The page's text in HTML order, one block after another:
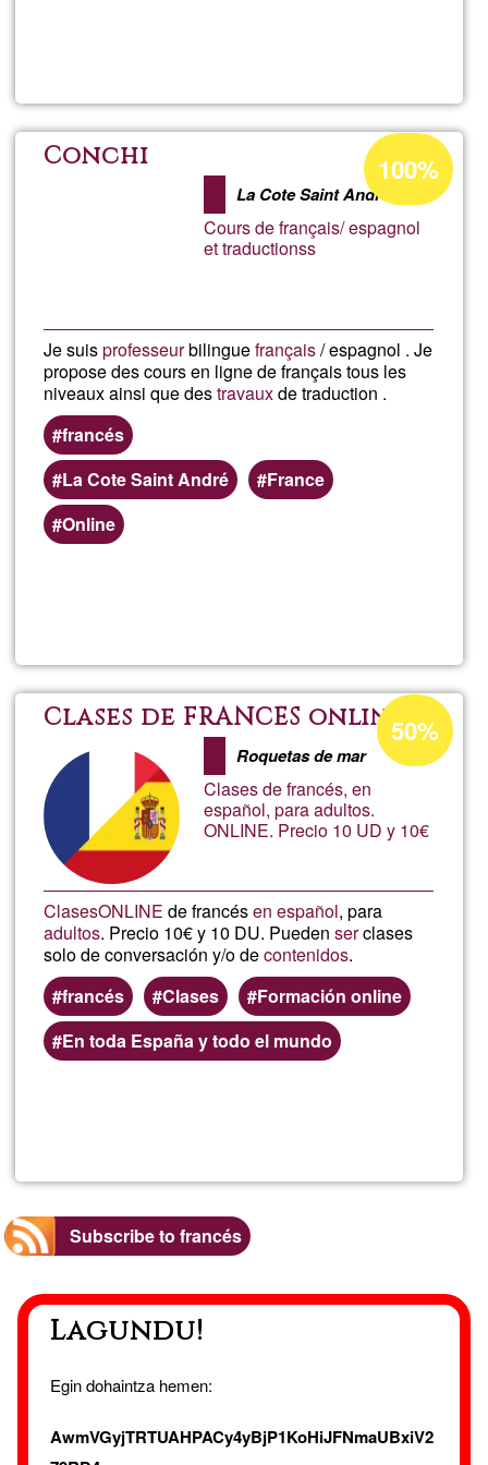
Mado
Conchi
La Cote Saint André
Cours de français/ espagnol
et traductionss
Je suisprofesseurbilinguefrançais/ espagnol . Je
propose des cours en ligne de français tous les
niveaux ainsi que destravauxde traduction .
francés
La Cote Saint André
France
Online
Ğ1ean
onartzen
den
ehunekoa
100%
Clases de FRANCÉS online
Roquetas de mar
Clases de francés, en
español, para adultos.
ONLINE. Precio 10 UD y 10€
ClasesONLINE de francésen español, para
adultos. Precio 10€ y 10 DU. Puedenserclases
solo de conversación y/o decontenidos.
francés
Clases
Formación online
En toda España y todo el mundo
Ğ1ean
onartzen
den
50%
Subscribe to francés
Lagundu!
Egin dohaintza hemen:
AwmVGyjTRTUAHPACy4yBjP1KoHiJFNmaUBxiV2